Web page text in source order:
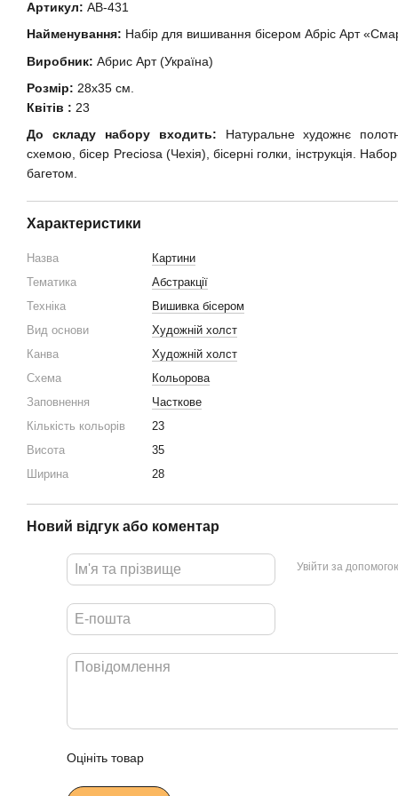
Артикул: АВ-431
Найменування: Набір для вишивання бісером Абріс Арт
Виробник: Абрис Арт (Україна)
Розмір: 28х35 см.
Квітів : 23
До складу набору входить: Натуральне художнє
схемою, бісер Preciosa (Чехія), бісерні голки, інструкція.
багетом.
Характеристики
Назва
Картини
Тематика
Абстракції
Техніка
Вишивка бісером
Вид основи
Художній холст
Канва
Художній холст
Схема
Кольорова
Заповнення
Часткове
Кількість кольорів
23
Висота
35
Ширина
28
Новий відгук або коментар
Увійти за
Оцініть товар